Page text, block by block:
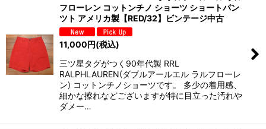
フローレン コットンチノ ショーツ ショートパン
ツト アメリカ製【RED/32】ビンテージ中古
11,000円(税込)
三ツ星タグがつく90年代製 RRL
RALPHLAUREN(ダブルアールエル ラルフローレ
ン) コットンチノショーツです。 多少の着用感、
細かな擦れなどございますが特に目立った汚れや
ダメー…